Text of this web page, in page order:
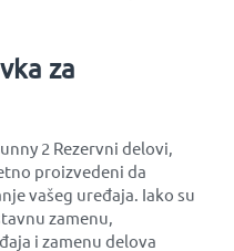
za
2 Rezervni delovi,
proizvedeni da
vašeg uređaja. Iako su
zamenu,
i zamenu delova